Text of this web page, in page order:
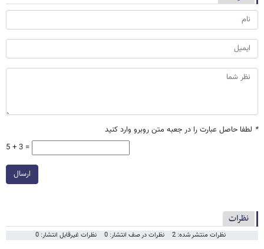
* لطفا حاصل عبارت را در جعبه متن روبرو وارد کنید
5 + 3 =
ارسال
نظرات
نظرات منتشر شده: 2 نظرات در صف انتشار: 0 نظرات غیرقابل انتشار: 0